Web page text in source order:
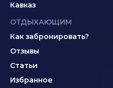
Кавказ
ОТДЫХАЮЩИМ
Как забронировать?
Отзывы
Статьи
Избранное